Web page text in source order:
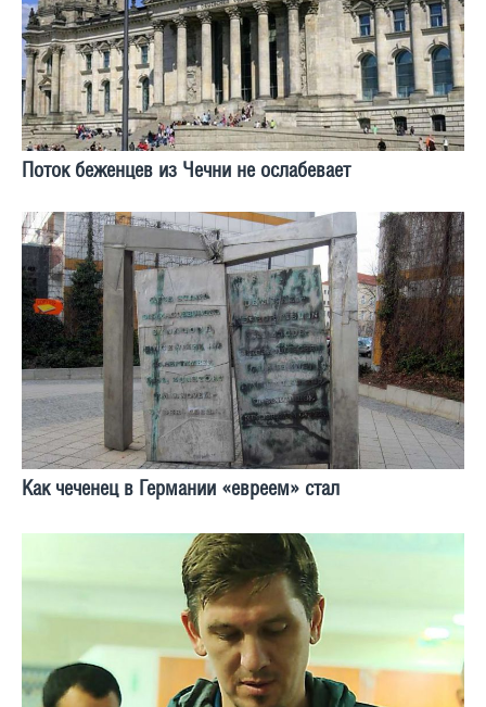
Поток беженцев из Чечни не ослабевает
Как чеченец в Германии «евреем» стал